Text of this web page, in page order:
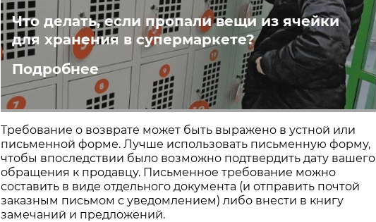
Что делать, если пропали вещи из ячейки
для хранения в супермаркете?
Подробнее
Требование о возврате может быть выражено в устной или
письменной форме. Лучше использовать письменную форму,
чтобы впоследствии было возможно подтвердить дату вашего
обращения к продавцу. Письменное требование можно
составить в виде отдельного документа (и отправить почтой
заказным письмом с уведомлением) либо внести в книгу
замечаний и предложений.